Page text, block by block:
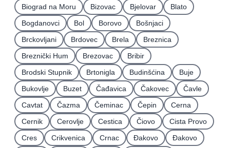
Biograd na Moru
Bizovac Bjelovar
Blato
Bogdanovci
Bol Borovo
Bošnjaci
Brckovljani
Brdovec Brela
Breznica
Breznički Hum
Brezovac
Bribir
Brodski Stupnik
Brtonigla Budinšćina
Buje
Bukovlje
Buzet Čađavica Čakovec
Čavle
Cavtat
Čazma Čeminac Čepin
Cerna
Cernik
Cerovlje Cestica Čiovo
Cista Provo
Cres
Crikvenica Crnac Đakovo
Ðakovo